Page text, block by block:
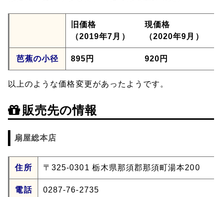
旧価格
（2019年7月）
現価格
（2020年9月）
芭蕉の小径 895円 920円
以上のような価格変更があったようです。
販売先の情報
扇屋総本店
住所 〒325-0301 栃木県那須郡那須町湯本200
電話 0287-76-2735